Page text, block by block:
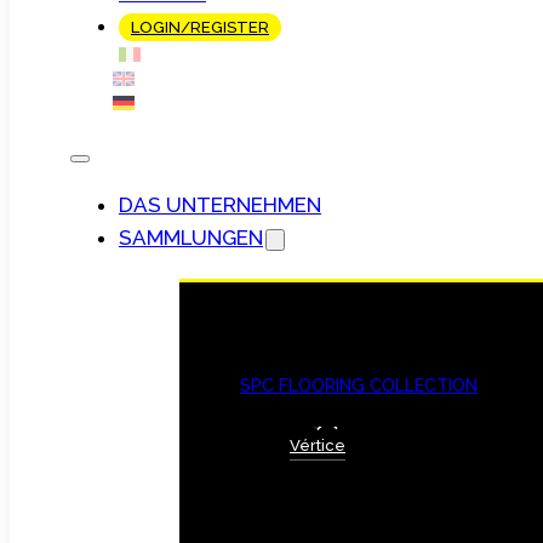
LOGIN/REGISTER
DAS UNTERNEHMEN
SAMMLUNGEN
SPC FLOORING COLLECTION
Vértice